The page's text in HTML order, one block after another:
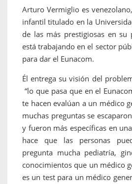
Arturo Vermiglio es
infantil titulado en la
de las más prestigiosas en su
está trabajando en el sector
para dar el Eunacom.
Él entrega su visión del
“lo que pasa que en el
te hacen evalúan a un médico
muchas preguntas se
y fueron más específicas en
hace que las personas
pregunta mucha pediatría,
conocimientos que un médico
es un test para un médico